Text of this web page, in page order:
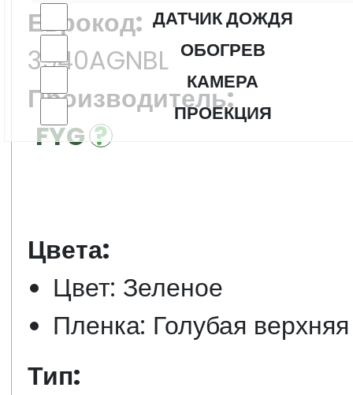
ДАТЧИК ДОЖДЯ
ОБОГРЕВ
КАМЕРА
ПРОЕКЦИЯ
Еврокод:
3940AGNBL
Производитель:
FYG
Цвета:
Цвет: Зеленое
Пленка: Голубая
Тип: